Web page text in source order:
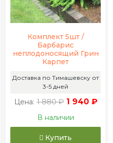
Комплект 5шт /
Барбарис
неплодоносящий Грин
Карпет
Доставка по Тимашевску от
3-5 дней
Цена: 1 880 ₽ 1 940 ₽
В наличии
Купить